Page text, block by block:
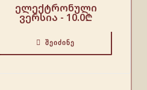
ელექტრონული
ვერსია - 10.0₾
ᲨᲔᲘᲫᲘᲜᲔ